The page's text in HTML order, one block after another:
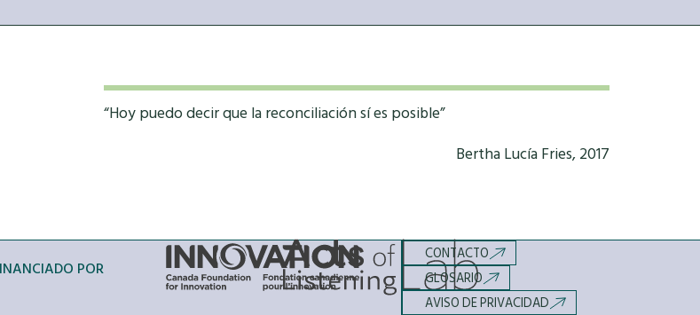
“Hoy puedo decir que la reconciliación sí es posible”
Bertha Lucía Fries, 2017
POR
CONTACTO
GLOSARIO
AVISO DE PRIVACIDAD